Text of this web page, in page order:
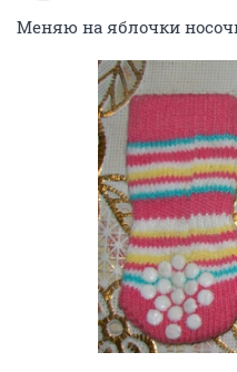
Меняю на яблочки